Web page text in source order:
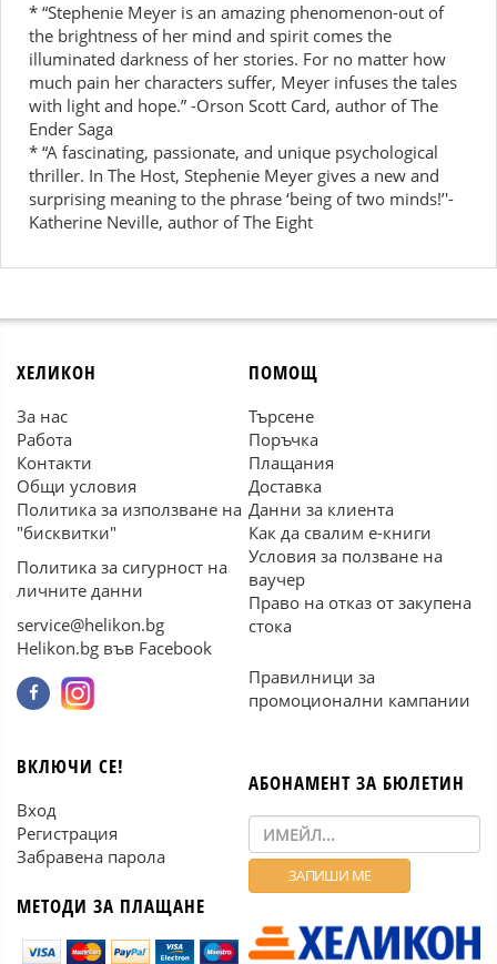
* “Stephenie Meyer is an amazing phenomenon-out of
the brightness of her mind and spirit comes the
illuminated darkness of her stories. For no matter how
much pain her characters suffer, Meyer infuses the tales
with light and hope.” -Orson Scott Card, author of The
Ender Saga
* “A fascinating, passionate, and unique psychological
thriller. In The Host, Stephenie Meyer gives a new and
surprising meaning to the phrase ‘being of two minds!’'-
Katherine Neville, author of The Eight
ХЕЛИКОН
За нас
Работа
Контакти
Общи условия
Политика за използване на
"бисквитки"
Политика за сигурност на
личните данни
service@helikon.bg
Helikon.bg във Facebook
ПОМОЩ
Търсене
Поръчка
Плащания
Доставка
Данни за клиента
Как да свалим е-книги
Условия за ползване на
ваучер
Право на отказ от закупена
стока
Правилници за
промоционални кампании
ВКЛЮЧИ СЕ!
Вход
Регистрация
Забравена парола
МЕТОДИ ЗА ПЛАЩАНЕ
АБОНАМЕНТ ЗА БЮЛЕТИН